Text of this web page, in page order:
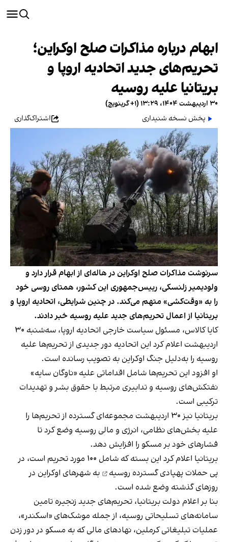
ابهام درباره مذاکرات صلح اوکراین؛
تحریم‌های جدید اتحادیه اروپا و
بریتانیا علیه روسیه
۳۰ اردیبهشت ۱۴۰۴، ۱۳:۲۹ (‎+۱ گرینویچ)
پخش نسخه شنیداری
اشتراک‌گذاری
سرنوشت مذاکرات صلح اوکراین در هاله‌ای از ابهام قرار دارد و
ولودیمیر زلنسکی، رییس‌جمهوری این کشور، همتای روسی خود
را به «وقت‌کشی» متهم می‌کند. در چنین شرایطی، اتحادیه اروپا و
بریتانیا از اعمال تحریم‌های جدید علیه روسیه خبر دادند.
کایا کالاس، مسئول سیاست خارجی اتحادیه اروپا، سه‌شنبه ۳۰
اردیبهشت اعلام کرد این اتحادیه دور جدیدی از تحریم‌ها علیه
روسیه را به‌دلیل جنگ اوکراین به تصویب رسانده است.
او افزود این تحریم‌ها شامل اقداماتی علیه «ناوگان سایه»
نفتکش‌های روسیه و تدابیری مرتبط با حقوق بشر و تهدیدات
ترکیبی است.
بریتانیا نیز ۳۰ اردیبهشت مجموعه‌ای گسترده از تحریم‌ها را
علیه بخش‌های نظامی، انرژی و مالی روسیه وضع کرد تا
فشارهای خود بر مسکو را افزایش دهد.
بریتانیا اعلام کرد این بسته که شامل ۱۰۰ مورد تحریم است، در
پی حملات پهپادی گسترده روسیه
به شهرهای اوکراین در
روزهای گذشته وضع شده است.
بنا بر اعلام دولت بریتانیا، تحریم‌های جدید زنجیره تامین
سامانه‌های تسلیحاتی روسیه، از جمله موشک‌های «اسکندر»،
عملیات تبلیغاتی کرملین، نهادهای مالی که به مسکو در دور زدن